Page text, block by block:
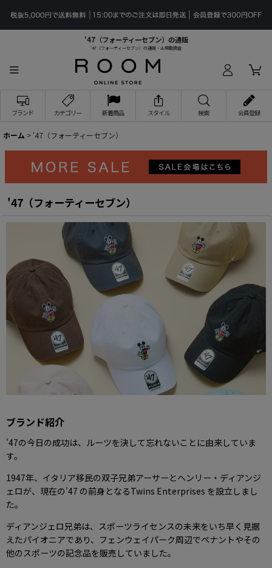
'47（フォーティーセブン）の通販
'47（フォーティーセブン）の通販・正規取扱店
ブランド カテゴリー 新着商品 スタイル 検索 会員登録
ホーム > '47（フォーティーセブン）
'47（フォーティーセブン）
ブランド紹介
'47の今日の成功は、ルーツを決して忘れないことに由来していま
す。
1947年、イタリア移民の双子兄弟アーサーとヘンリー・ディアンジ
ェロが、現在の'47 の前身となるTwins Enterprises を設立しまし
た。
ディアンジェロ兄弟は、スポーツライセンスの未来をいち早く見据
えたパイオニアであり、フェンウェイパーク周辺でペナントやその
他のスポーツの記念品を販売していました。